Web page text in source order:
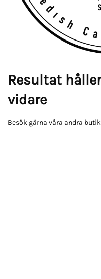
Resultat
vidare
Besök gärna våra andra